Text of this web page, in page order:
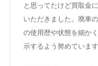
と思ってたけど買取金
いただきました。廃車
の使用歴や状態を細か
示するよう努めています